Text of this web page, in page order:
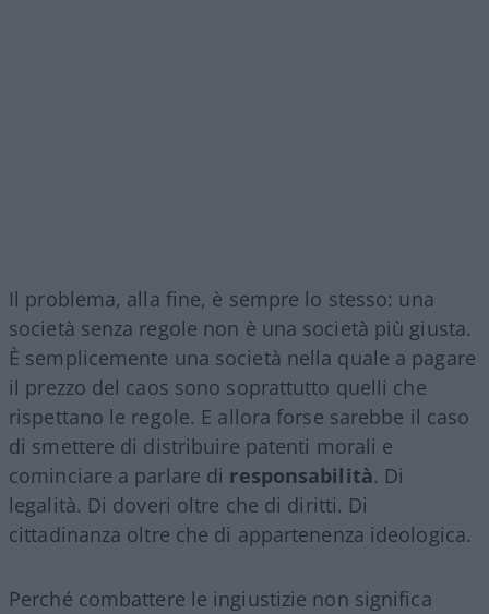
Il problema, alla fine, è sempre lo stesso: una
società senza regole non è una società più giusta.
È semplicemente una società nella quale a pagare
il prezzo del caos sono soprattutto quelli che
rispettano le regole. E allora forse sarebbe il caso
di smettere di distribuire patenti morali e
cominciare a parlare di responsabilità. Di
legalità. Di doveri oltre che di diritti. Di
cittadinanza oltre che di appartenenza ideologica.
Perché combattere le ingiustizie non significa